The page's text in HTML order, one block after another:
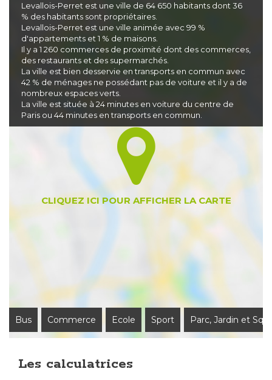
Levallois-Perret est une ville de 64 650 habitants dont 36
% des habitants sont propriétaires.
Levallois-Perret est une ville animée avec 99 %
d'appartements et 1 % de maisons.
Il y a 1 260 commerces de proximité dont des commerces,
des restaurants et des supermarchés.
La ville est bien desservie en transports en commun avec
42 % de ménages ne possédant pas de voiture et il y a de
nombreux espaces verts.
La ville est située à 24 minutes en voiture du centre de
Paris ou 44 minutes en transports en commun.
Bus Commerce Ecole Sport Parc, Jardin et
Les calculatrices